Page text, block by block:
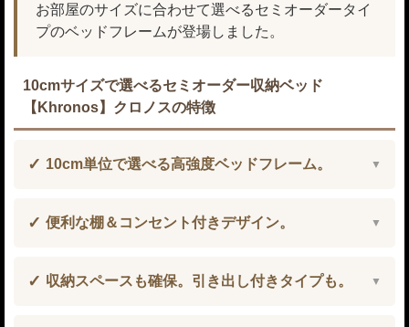
お部屋のサイズに合わせて選べるセミオーダータイ
プのベッドフレームが登場しました。
10cmサイズで選べるセミオーダー収納ベッド
【Khronos】クロノスの特徴
10cm単位で選べる高強度ベッドフレーム。
便利な棚＆コンセント付きデザイン。
収納スペースも確保。引き出し付きタイプも。